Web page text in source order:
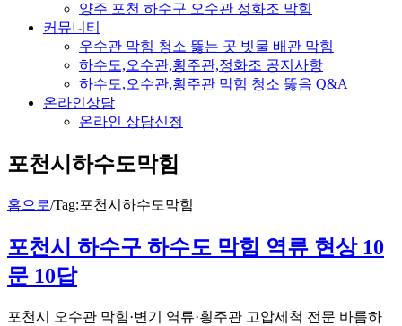
양주 포천 하수구 오수관 정화조 막힘
커뮤니티
우수관 막힘 청소 뚫는 곳 빗물 배관 막힘
하수도,오수관,횡주관,정화조 공지사항
하수도,오수관,횡주관 막힘 청소 뚫음 Q&A
온라인상담
온라인 상담신청
포천시하수도막힘
홈으로/Tag:포천시하수도막힘
포천시 하수구 하수도 막힘 역류 현상 10
문 10답
포천시 오수관 막힘·변기 역류·횡주관 고압세척 전문 바름하